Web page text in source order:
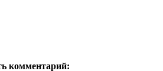
комментарий: